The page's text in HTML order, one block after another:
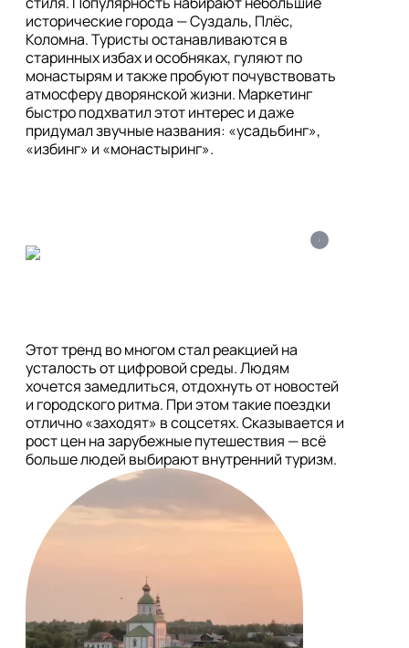
исторические города — Суздаль, Плёс,
Коломна. Туристы останавливаются в
старинных избах и особняках, гуляют по
монастырям и также пробуют почувствовать
атмосферу дворянской жизни. Маркетинг
быстро подхватил этот интерес и даже
придумал звучные названия: «усадьбинг»,
«избинг» и «монастыринг».
i
Этот тренд во многом стал реакцией на
усталость от цифровой среды. Людям
хочется замедлиться, отдохнуть от новостей
и городского ритма. При этом такие поездки
отлично «заходят» в соцсетях. Сказывается и
рост цен на зарубежные путешествия — всё
больше людей выбирают внутренний туризм.